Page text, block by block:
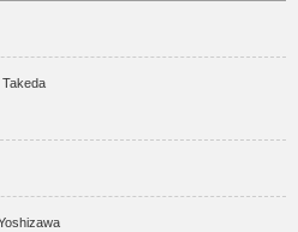
トになる晩餐会」。
られるが、人にとって非常に重要な食
ない。
るシーン、サービスシーン、一つ一
。
美しいサービスの融合はもはやアー
スプレイされた沢山のウィーン分離
時間を演出する。